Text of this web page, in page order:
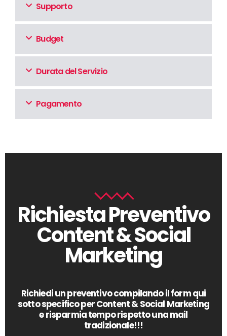
Supporto
Budget
Durata del Servizio
Pagamento
Richiesta Preventivo
Content & Social
Marketing
Richiedi un preventivo compilando il form qui
sotto specifico per Content & Social Marketing
e risparmia tempo rispetto una mail
tradizionale!!!